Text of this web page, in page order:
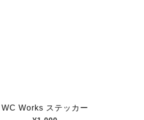
WC Works ステッカー